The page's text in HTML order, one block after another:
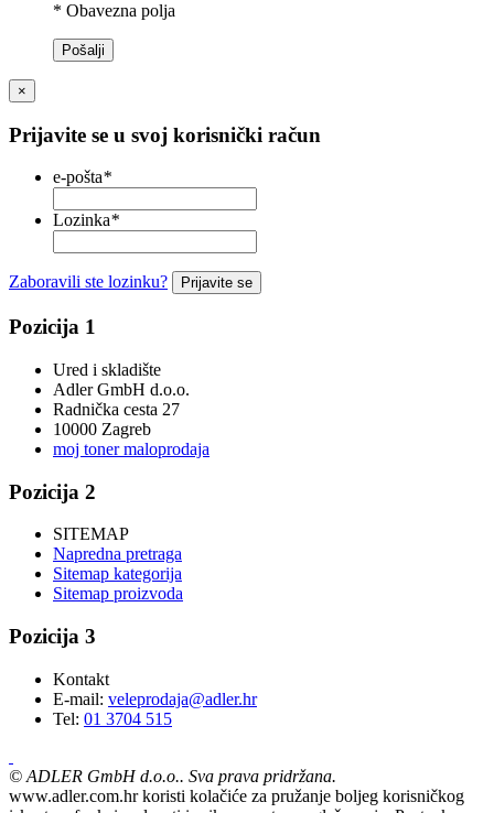
* Obavezna polja
Pošalji
×
Prijavite se u svoj korisnički račun
e-pošta*
Lozinka*
Zaboravili ste lozinku? Prijavite se
Pozicija 1
Ured i skladište
Adler GmbH d.o.o.
Radnička cesta 27
10000 Zagreb
moj toner maloprodaja
Pozicija 2
SITEMAP
Napredna pretraga
Sitemap kategorija
Sitemap proizvoda
Pozicija 3
Kontakt
E-mail: veleprodaja@adler.hr
Tel: 01 3704 515
© ADLER GmbH d.o.o.. Sva prava pridržana.
www.adler.com.hr koristi kolačiće za pružanje boljeg korisničkog